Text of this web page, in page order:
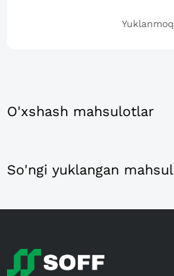
O'xshash mahsulotlar
So'ngi yuklangan